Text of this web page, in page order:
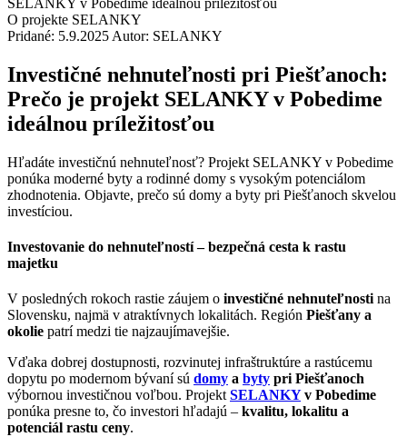
O projekte SELANKY
Pridané: 5.9.2025 Autor: SELANKY
Investičné nehnuteľnosti pri Piešťanoch:
Prečo je projekt SELANKY v Pobedime
ideálnou príležitosťou
Hľadáte investičnú nehnuteľnosť? Projekt SELANKY v Pobedime
ponúka moderné byty a rodinné domy s vysokým potenciálom
zhodnotenia. Objavte, prečo sú domy a byty pri Piešťanoch skvelou
investíciou.
Investovanie do nehnuteľností – bezpečná cesta k rastu
majetku
V posledných rokoch rastie záujem o investičné nehnuteľnosti na
Slovensku, najmä v atraktívnych lokalitách. Región Piešťany a
okolie patrí medzi tie najzaujímavejšie.
Vďaka dobrej dostupnosti, rozvinutej infraštruktúre a rastúcemu
dopytu po modernom bývaní sú domy a byty pri Piešťanoch
výbornou investičnou voľbou. Projekt SELANKYv Pobedime
ponúka presne to, čo investori hľadajú – kvalitu, lokalitu a
potenciál rastu ceny.